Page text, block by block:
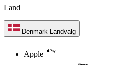
Land
Denmark Landvalg
Apple